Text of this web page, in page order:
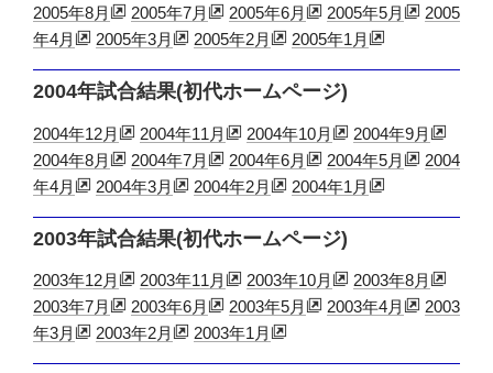
2005年8月
2005年7月 2005年6月 2005年5月
2005
年4月
2005年3月 2005年2月 2005年1月
2004年試合結果(初代ホームページ)
2004年12月 2004年11月 2004年10月
2004年9月
2004年8月
2004年7月 2004年6月 2004年5月
2004
年4月
2004年3月 2004年2月 2004年1月
2003年試合結果(初代ホームページ)
2003年12月 2003年11月 2003年10月
2003年8月
2003年7月
2003年6月 2003年5月 2003年4月
2003
年3月
2003年2月 2003年1月